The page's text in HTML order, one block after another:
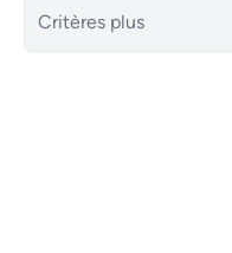
Critères plus